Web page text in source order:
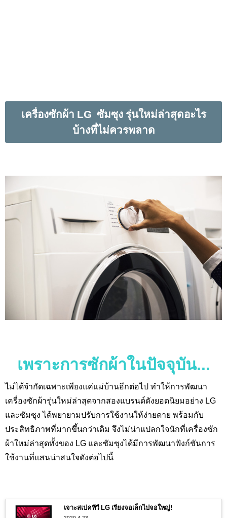
เครื่องซักผ้า LG ซัมซุง รุ่นใหม่ล่าสุดอะไร
บ้างที่ไม่ควรพลาด
เพราะการซักผ้าในปัจจุบัน...
ไม่ได้จำกัดเฉพาะเพียงแค่แม่บ้านอีกต่อไป ทำให้การพัฒนา
เครื่องซักผ้ารุ่นใหม่ล่าสุดจากสองแบรนด์ดังยอดนิยมอย่าง LG
และซัมซุง ได้พยายามปรับการใช้งานให้ง่ายดาย พร้อมกับ
ประสิทธิภาพที่มากขึ้นกว่าเดิม จึงไม่น่าแปลกใจนักที่เครื่องซัก
ผ้าใหม่ล่าสุดทั้งของ LG และซัมซุงได้มีการพัฒนาฟังก์ชันการ
ใช้งานที่แสนน่าสนใจดังต่อไปนี้
เจาะสเปคทีวี LG เรียงจอเล็กไปจอใหญ่!